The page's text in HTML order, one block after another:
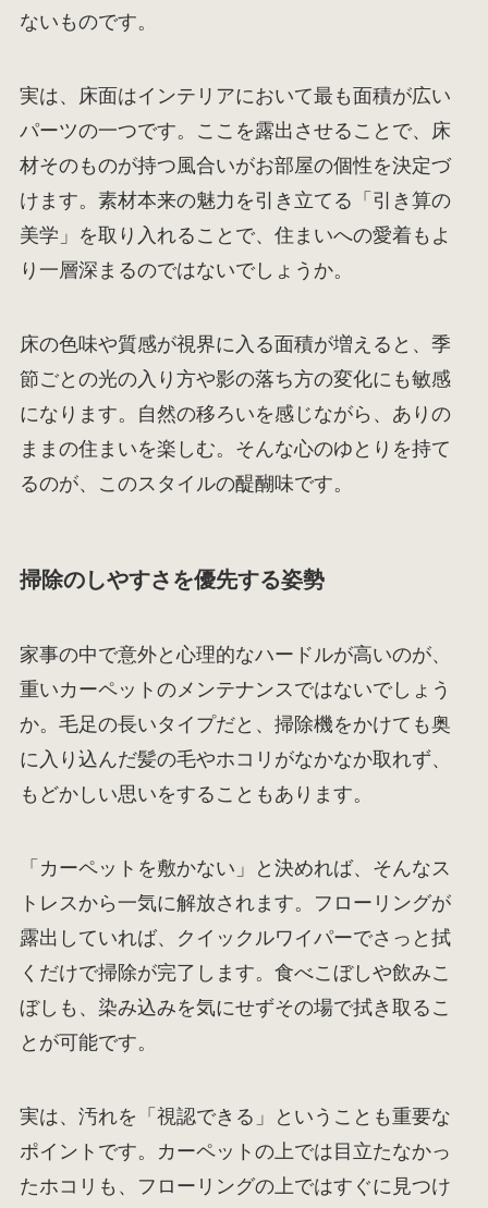
ないものです。
実は、床面はインテリアにおいて最も面積が広い
パーツの一つです。ここを露出させることで、床
材そのものが持つ風合いがお部屋の個性を決定づ
けます。素材本来の魅力を引き立てる「引き算の
美学」を取り入れることで、住まいへの愛着もよ
り一層深まるのではないでしょうか。
床の色味や質感が視界に入る面積が増えると、季
節ごとの光の入り方や影の落ち方の変化にも敏感
になります。自然の移ろいを感じながら、ありの
ままの住まいを楽しむ。そんな心のゆとりを持て
るのが、このスタイルの醍醐味です。
掃除のしやすさを優先する姿勢
家事の中で意外と心理的なハードルが高いのが、
重いカーペットのメンテナンスではないでしょう
か。毛足の長いタイプだと、掃除機をかけても奥
に入り込んだ髪の毛やホコリがなかなか取れず、
もどかしい思いをすることもあります。
「カーペットを敷かない」と決めれば、そんなス
トレスから一気に解放されます。フローリングが
露出していれば、クイックルワイパーでさっと拭
くだけで掃除が完了します。食べこぼしや飲みこ
ぼしも、染み込みを気にせずその場で拭き取るこ
とが可能です。
実は、汚れを「視認できる」ということも重要な
ポイントです。カーペットの上では目立たなかっ
たホコリも、フローリングの上ではすぐに見つけ